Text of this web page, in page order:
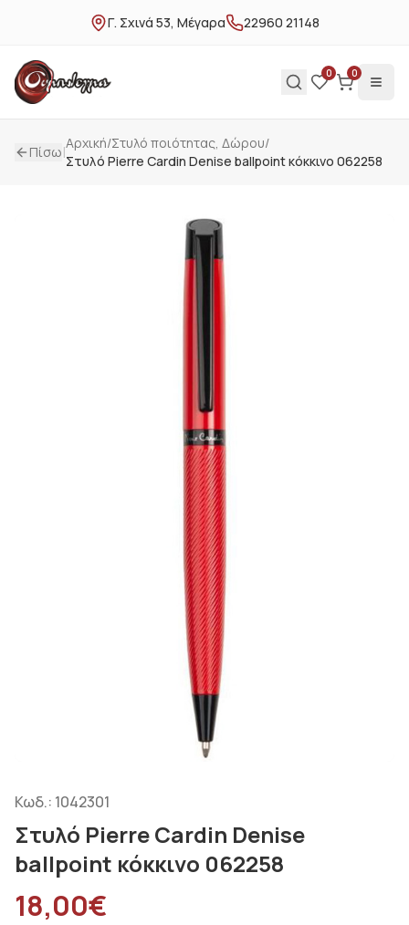
Γ. Σχινά 53, Μέγαρα 22960 21148
0 0
Πίσω|Αρχική/Στυλό ποιότητας, Δώρου/
Στυλό Pierre Cardin Denise ballpoint κόκκινο 062258
Κωδ.: 1042301
Στυλό Pierre Cardin Denise
ballpoint κόκκινο 062258
18,00€